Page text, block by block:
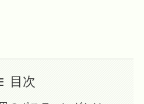
目次